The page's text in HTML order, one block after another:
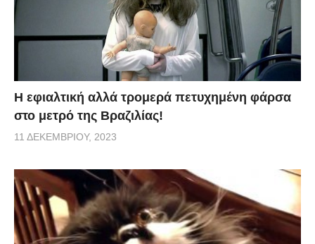
H εφιαλτική αλλά τρομερά πετυχημένη φάρσα
στο μετρό της Βραζιλίας!
11 ΔΕΚΕΜΒΡΊΟΥ, 2023